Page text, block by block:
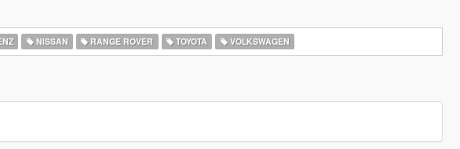
NISSAN RANGE ROVER TOYOTA VOLKSWAGEN